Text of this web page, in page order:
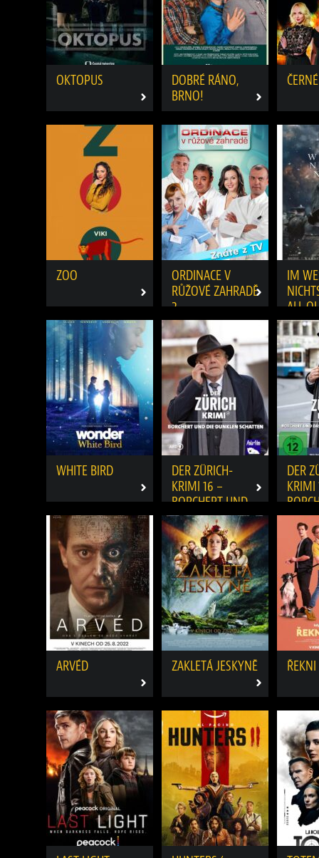
OKTOPUS
DOBRÉ RÁNO,
BRNO!
ZOO
ORDINACE V
RŮŽOVÉ ZAHRADĚ
2
IM
ALL
THE
FRONT
WHITE BIRD
DER ZÜRICH-
KRIMI 16 –
BORCHERT UND
DIE DUNKLEN
SCHATTEN
DER
KRIMI
DAS
DES
ARVÉD ZAKLETÁ JESKYNĚ